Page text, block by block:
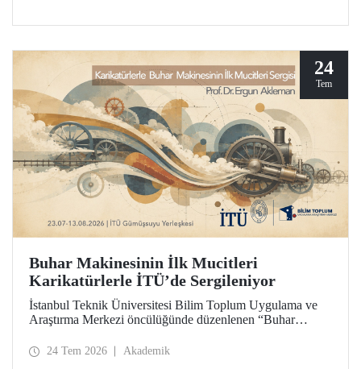
24
Tem
Buhar Makinesinin İlk Mucitleri
Karikatürlerle İTÜ’de Sergileniyor
İstanbul Teknik Üniversitesi Bilim Toplum Uygulama ve
Araştırma Merkezi öncülüğünde düzenlenen “Buhar
Necmettin Erbakan Gümüşsuyu Yerleşkesi’nde
24 Tem 2026 Akademik